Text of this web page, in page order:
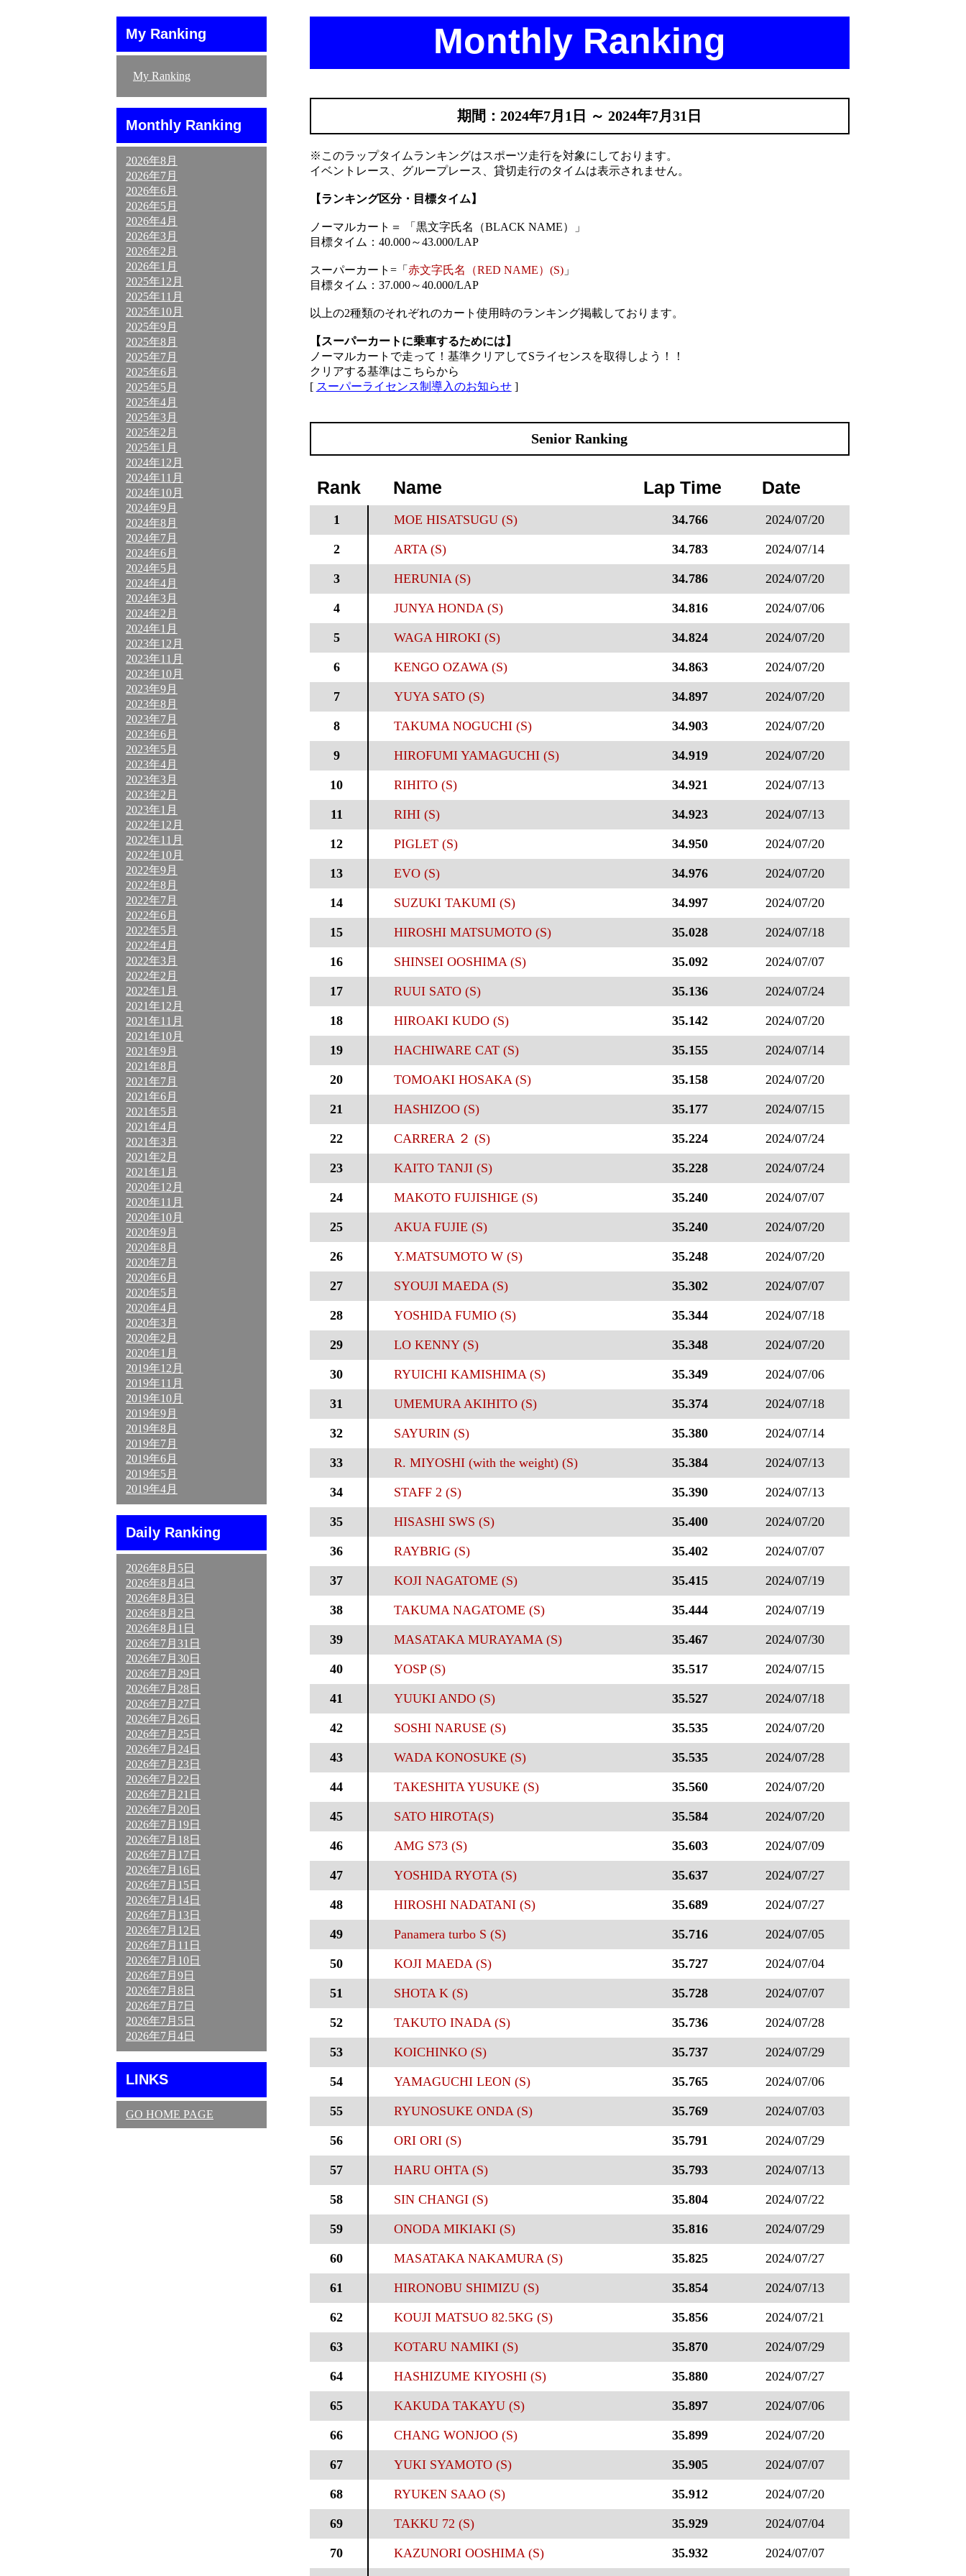
My Ranking
My Ranking
Monthly Ranking
2026年8月
2026年7月
2026年6月
2026年5月
2026年4月
2026年3月
2026年2月
2026年1月
2025年12月
2025年11月
2025年10月
2025年9月
2025年8月
2025年7月
2025年6月
2025年5月
2025年4月
2025年3月
2025年2月
2025年1月
2024年12月
2024年11月
2024年10月
2024年9月
2024年8月
2024年7月
2024年6月
2024年5月
2024年4月
2024年3月
2024年2月
2024年1月
2023年12月
2023年11月
2023年10月
2023年9月
2023年8月
2023年7月
2023年6月
2023年5月
2023年4月
2023年3月
2023年2月
2023年1月
2022年12月
2022年11月
2022年10月
2022年9月
2022年8月
2022年7月
2022年6月
2022年5月
2022年4月
2022年3月
2022年2月
2022年1月
2021年12月
2021年11月
2021年10月
2021年9月
2021年8月
2021年7月
2021年6月
2021年5月
2021年4月
2021年3月
2021年2月
2021年1月
2020年12月
2020年11月
2020年10月
2020年9月
2020年8月
2020年7月
2020年6月
2020年5月
2020年4月
2020年3月
2020年2月
2020年1月
2019年12月
2019年11月
2019年10月
2019年9月
2019年8月
2019年7月
2019年6月
2019年5月
2019年4月
Daily Ranking
2026年8月5日
2026年8月4日
2026年8月3日
2026年8月2日
2026年8月1日
2026年7月31日
2026年7月30日
2026年7月29日
2026年7月28日
2026年7月27日
2026年7月26日
2026年7月25日
2026年7月24日
2026年7月23日
2026年7月22日
2026年7月21日
2026年7月20日
2026年7月19日
2026年7月18日
2026年7月17日
2026年7月16日
2026年7月15日
2026年7月14日
2026年7月13日
2026年7月12日
2026年7月11日
2026年7月10日
2026年7月9日
2026年7月8日
2026年7月7日
2026年7月5日
2026年7月4日
LINKS
GO HOME PAGE
Monthly Ranking
期間：2024年7月1日 ～ 2024年7月31日
※このラップタイムランキングはスポーツ走行を対象にしております。
イベントレース、グループレース、貸切走行のタイムは表示されません。
【ランキング区分・目標タイム】
ノーマルカート＝ 「黒文字氏名（BLACK NAME）」
目標タイム：40.000～43.000/LAP
スーパーカート=「 赤文字氏名（RED NAME）(S)」
目標タイム：37.000～40.000/LAP
以上の2種類のそれぞれのカート使用時のランキング掲載しております。
【スーパーカートに乗車するためには】
ノーマルカートで走って！基準クリアしてSライセンスを取得しよう！！
クリアする基準はこちらから
[ スーパーライセンス制導入のお知らせ]
Senior Ranking
Rank Name Lap Time Date
1 MOE HISATSUGU (S) 34.766 2024/07/20
2 ARTA (S) 34.783 2024/07/14
3 HERUNIA (S) 34.786 2024/07/20
4 JUNYA HONDA (S) 34.816 2024/07/06
5 WAGA HIROKI (S) 34.824 2024/07/20
6 KENGO OZAWA (S) 34.863 2024/07/20
7 YUYA SATO (S) 34.897 2024/07/20
8 TAKUMA NOGUCHI (S) 34.903 2024/07/20
9 HIROFUMI YAMAGUCHI (S) 34.919 2024/07/20
10 RIHITO (S) 34.921 2024/07/13
11 RIHI (S) 34.923 2024/07/13
12 PIGLET (S) 34.950 2024/07/20
13 EVO (S) 34.976 2024/07/20
14 SUZUKI TAKUMI (S) 34.997 2024/07/20
15 HIROSHI MATSUMOTO (S) 35.028 2024/07/18
16 SHINSEI OOSHIMA (S) 35.092 2024/07/07
17 RUUI SATO (S) 35.136 2024/07/24
18 HIROAKI KUDO (S) 35.142 2024/07/20
19 HACHIWARE CAT (S) 35.155 2024/07/14
20 TOMOAKI HOSAKA (S) 35.158 2024/07/20
21 HASHIZOO (S) 35.177 2024/07/15
22 CARRERA ２ (S) 35.224 2024/07/24
23 KAITO TANJI (S) 35.228 2024/07/24
24 MAKOTO FUJISHIGE (S) 35.240 2024/07/07
25 AKUA FUJIE (S) 35.240 2024/07/20
26 Y.MATSUMOTO W (S) 35.248 2024/07/20
27 SYOUJI MAEDA (S) 35.302 2024/07/07
28 YOSHIDA FUMIO (S) 35.344 2024/07/18
29 LO KENNY (S) 35.348 2024/07/20
30 RYUICHI KAMISHIMA (S) 35.349 2024/07/06
31 UMEMURA AKIHITO (S) 35.374 2024/07/18
32 SAYURIN (S) 35.380 2024/07/14
33 R. MIYOSHI (with the weight) (S) 35.384 2024/07/13
34 STAFF 2 (S) 35.390 2024/07/13
35 HISASHI SWS (S) 35.400 2024/07/20
36 RAYBRIG (S) 35.402 2024/07/07
37 KOJI NAGATOME (S) 35.415 2024/07/19
38 TAKUMA NAGATOME (S) 35.444 2024/07/19
39 MASATAKA MURAYAMA (S) 35.467 2024/07/30
40 YOSP (S) 35.517 2024/07/15
41 YUUKI ANDO (S) 35.527 2024/07/18
42 SOSHI NARUSE (S) 35.535 2024/07/20
43 WADA KONOSUKE (S) 35.535 2024/07/28
44 TAKESHITA YUSUKE (S) 35.560 2024/07/20
45 SATO HIROTA(S) 35.584 2024/07/20
46 AMG S73 (S) 35.603 2024/07/09
47 YOSHIDA RYOTA (S) 35.637 2024/07/27
48 HIROSHI NADATANI (S) 35.689 2024/07/27
49 Panamera turbo S (S) 35.716 2024/07/05
50 KOJI MAEDA (S) 35.727 2024/07/04
51 SHOTA K (S) 35.728 2024/07/07
52 TAKUTO INADA (S) 35.736 2024/07/28
53 KOICHINKO (S) 35.737 2024/07/29
54 YAMAGUCHI LEON (S) 35.765 2024/07/06
55 RYUNOSUKE ONDA (S) 35.769 2024/07/03
56 ORI ORI (S) 35.791 2024/07/29
57 HARU OHTA (S) 35.793 2024/07/13
58 SIN CHANGI (S) 35.804 2024/07/22
59 ONODA MIKIAKI (S) 35.816 2024/07/29
60 MASATAKA NAKAMURA (S) 35.825 2024/07/27
61 HIRONOBU SHIMIZU (S) 35.854 2024/07/13
62 KOUJI MATSUO 82.5KG (S) 35.856 2024/07/21
63 KOTARU NAMIKI (S) 35.870 2024/07/29
64 HASHIZUME KIYOSHI (S) 35.880 2024/07/27
65 KAKUDA TAKAYU (S) 35.897 2024/07/06
66 CHANG WONJOO (S) 35.899 2024/07/20
67 YUKI SYAMOTO (S) 35.905 2024/07/07
68 RYUKEN SAAO (S) 35.912 2024/07/20
69 TAKKU 72 (S) 35.929 2024/07/04
70 KAZUNORI OOSHIMA (S) 35.932 2024/07/07